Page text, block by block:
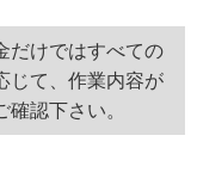
だけではすべての
じて、作業内容が
認下さい。